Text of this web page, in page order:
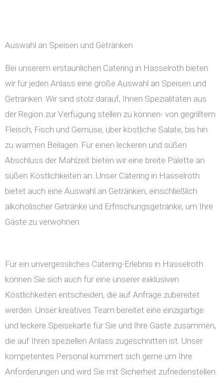
Auswahl an Speisen und Getränken
Bei unserem erstaunlichen Catering in Hasselroth bieten
wir für jeden Anlass eine große Auswahl an Speisen und
Getränken. Wir sind stolz darauf, Ihnen Spezialitäten aus
der Region zur Verfügung stellen zu können- von gegrilltem
Fleisch, Fisch und Gemüse, über köstliche Salate, bis hin
zu warmen Beilagen. Für einen leckeren und süßen
Abschluss der Mahlzeit bieten wir eine breite Palette an
süßen Köstlichkeiten an. Unser Catering in Hasselroth
bietet auch eine Auswahl an Getränken, einschließlich
alkoholischer Getränke und Erfrischungsgetränke, um Ihre
Gäste zu verwöhnen.
Für ein unvergessliches Catering-Erlebnis in Hasselroth
können Sie sich auch für eine unserer exklusiven
Köstlichkeiten entscheiden, die auf Anfrage zubereitet
werden. Unser kreatives Team bereitet eine einzigartige
und leckere Speisekarte für Sie und Ihre Gäste zusammen,
die auf Ihren speziellen Anlass zugeschnitten ist. Unser
kompetentes Personal kümmert sich gerne um Ihre
Anforderungen und wird Sie mit Sicherheit zufriedenstellen.